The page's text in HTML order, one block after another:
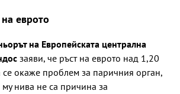
еврото
на Европейската централна
заяви, че ръст на еврото над 1,20
окаже проблем за паричния орган,
нива не са причина за